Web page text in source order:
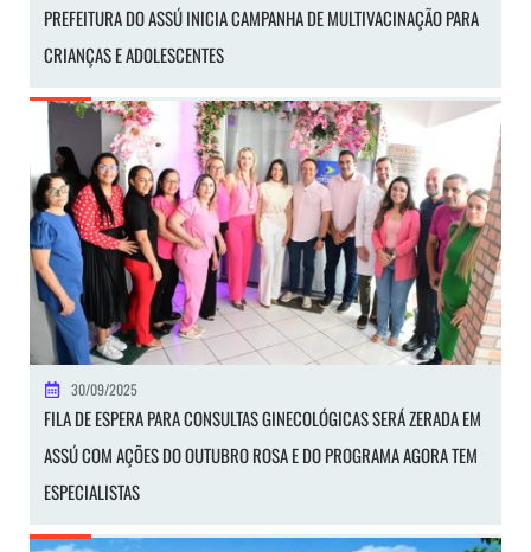
PREFEITURA DO ASSÚ INICIA CAMPANHA DE MULTIVACINAÇÃO PARA
CRIANÇAS E ADOLESCENTES
30/09/2025
FILA DE ESPERA PARA CONSULTAS GINECOLÓGICAS SERÁ ZERADA EM
ASSÚ COM AÇÕES DO OUTUBRO ROSA E DO PROGRAMA AGORA TEM
ESPECIALISTAS